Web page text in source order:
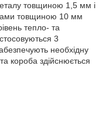
товщиною 1,5 мм і
товщиною 10 мм
тепло- та
3
необхідну
короба здійснюється